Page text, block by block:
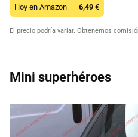
Hoy en Amazon — 6,49 €
El precio podría variar. Obtenemos
Mini superhéroes